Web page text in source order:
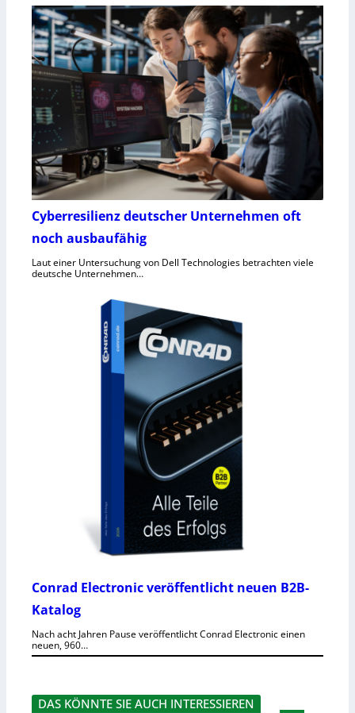
Cyberresilienz deutscher Unternehmen oft
noch ausbaufähig
Laut einer Untersuchung von Dell Technologies betrachten viele
deutsche Unternehmen…
Conrad Electronic veröffentlicht neuen B2B-
Katalog
Nach acht Jahren Pause veröffentlicht Conrad Electronic einen
neuen, 960…
DAS KÖNNTE SIE AUCH INTERESSIEREN